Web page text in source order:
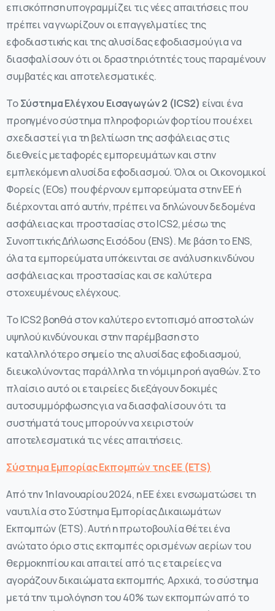
επισκόπηση υπογραμμίζει τις νέες απαιτήσεις που
πρέπει να γνωρίζουν οι επαγγελματίες της
εφοδιαστικής και της αλυσίδας εφοδιασμού για να
διασφαλίσουν ότι οι δραστηριότητές τους παραμένουν
συμβατές και αποτελεσματικές.
ΤοΣύστημα Ελέγχου Εισαγωγών 2 (ICS2) είναι ένα
προηγμένο σύστημα πληροφοριών φορτίου που έχει
σχεδιαστεί για τη βελτίωση της ασφάλειας στις
διεθνείς μεταφορές εμπορευμάτων και στην
εμπλεκόμενη αλυσίδα εφοδιασμού. Όλοι οι Οικονομικοί
Φορείς (EOs) που φέρνουν εμπορεύματα στην ΕΕ ή
διέρχονται από αυτήν, πρέπει να δηλώνουν δεδομένα
ασφάλειας και προστασίας στο ICS2, μέσω της
Συνοπτικής Δήλωσης Εισόδου (ENS). Με βάση το ENS,
όλα τα εμπορεύματα υπόκεινται σε ανάλυση κινδύνου
ασφάλειας και προστασίας και σε καλύτερα
στοχευμένους ελέγχους.
Το ICS2 βοηθά στον καλύτερο εντοπισμό αποστολών
υψηλού κινδύνου και στην παρέμβαση στο
καταλληλότερο σημείο της αλυσίδας εφοδιασμού,
διευκολύνοντας παράλληλα τη νόμιμη ροή αγαθών. Στο
πλαίσιο αυτό οι εταιρείες διεξάγουν δοκιμές
αυτοσυμμόρφωσης για να διασφαλίσουν ότι τα
συστήματά τους μπορούν να χειριστούν
αποτελεσματικά τις νέες απαιτήσεις.
Σύστημα Εμπορίας Εκπομπών της ΕΕ (ETS)
Από την 1η Ιανουαρίου 2024, η ΕΕ έχει ενσωματώσει τη
ναυτιλία στο Σύστημα Εμπορίας Δικαιωμάτων
Εκπομπών (ETS). Αυτή η πρωτοβουλία θέτει ένα
ανώτατο όριο στις εκπομπές ορισμένων αερίων του
θερμοκηπίου και απαιτεί από τις εταιρείες να
αγοράζουν δικαιώματα εκπομπής. Αρχικά, το σύστημα
μετά την τιμολόγηση του 40% των εκπομπών από το